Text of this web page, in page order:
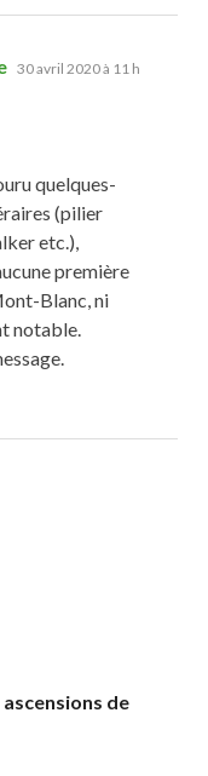
dit :
30 avril 2020 à 11 h
quelques-
(pilier
etc.),
première
Blanc, ni
notable.
de